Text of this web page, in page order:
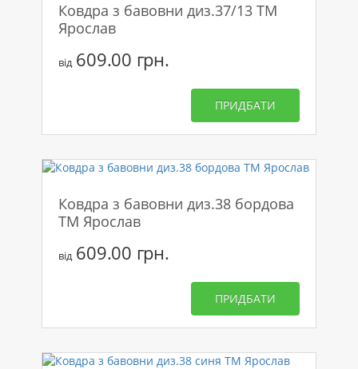
Ковдра з бавовни диз.37/13 ТМ
Ярослав
від609.00 грн.
ПРИДБАТИ
Ковдра з бавовни диз.38 бордова
ТМ Ярослав
від609.00 грн.
ПРИДБАТИ